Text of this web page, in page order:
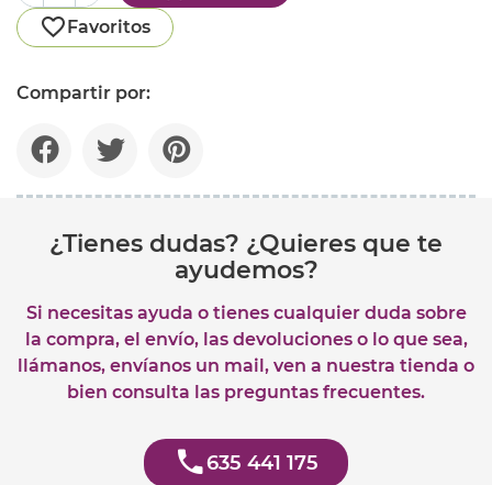
Favoritos
Compartir por:
¿Tienes dudas? ¿Quieres que te
ayudemos?
Si necesitas ayuda o tienes cualquier duda sobre
la compra, el envío, las devoluciones o lo que sea,
llámanos, envíanos un mail, ven a nuestra tienda o
bien consulta las preguntas frecuentes.
635 441 175